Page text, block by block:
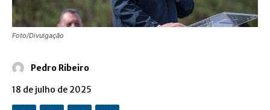
Foto/Divulgação
Pedro Ribeiro
18 de julho de 2025